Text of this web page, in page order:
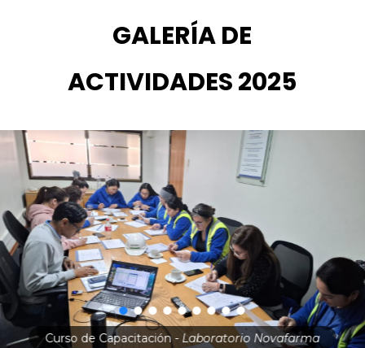
GALERÍA DE
ACTIVIDADES 2025
Curso de Capacitación- Laboratorio Novafarma